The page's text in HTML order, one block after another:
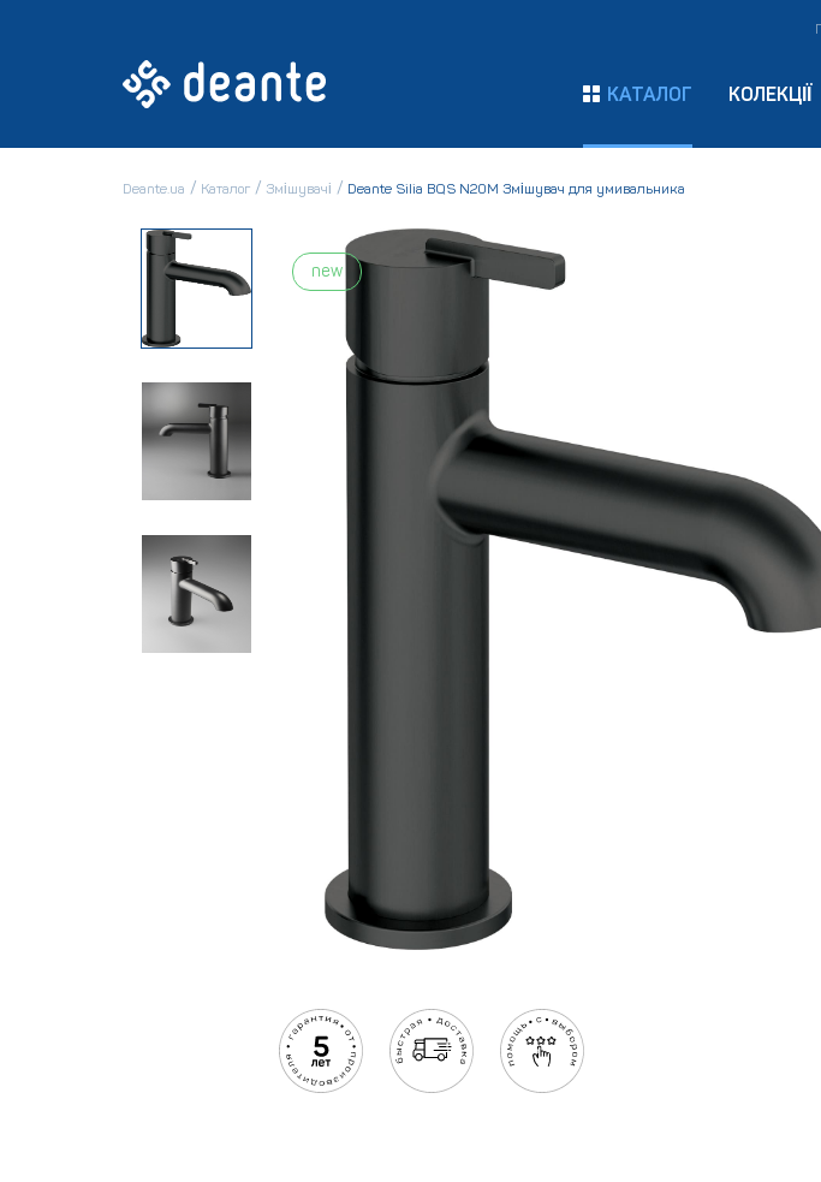
КАТАЛОГ КОЛЕКЦІЇ
Deante.ua Каталог Змішувачі Deante Silia BQS N20M Змішувач для умивальника
new